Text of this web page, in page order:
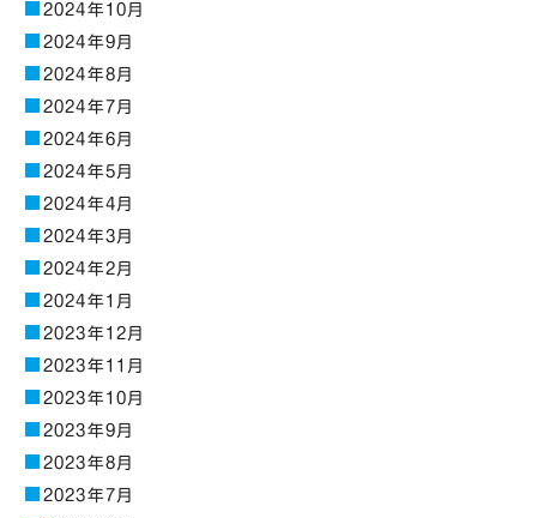
2024年10月
2024年9月
2024年8月
2024年7月
2024年6月
2024年5月
2024年4月
2024年3月
2024年2月
2024年1月
2023年12月
2023年11月
2023年10月
2023年9月
2023年8月
2023年7月